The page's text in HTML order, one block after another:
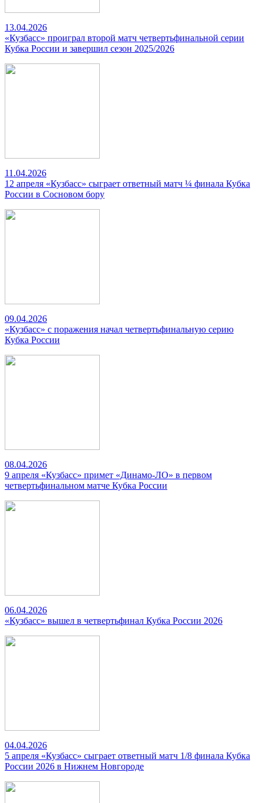
13.04.2026
«Кузбасс» проиграл второй матч четвертьфинальной серии
Кубка России и завершил сезон 2025/2026
11.04.2026
12 апреля «Кузбасс» сыграет ответный матч ¼ финала Кубка
России в Сосновом бору
09.04.2026
«Кузбасс» с поражения начал четвертьфинальную серию
Кубка России
08.04.2026
9 апреля «Кузбасс» примет «Динамо-ЛО» в первом
четвертьфинальном матче Кубка России
06.04.2026
«Кузбасс» вышел в четвертьфинал Кубка России 2026
04.04.2026
5 апреля «Кузбасс» сыграет ответный матч 1/8 финала Кубка
России 2026 в Нижнем Новгороде